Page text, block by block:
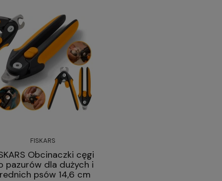
FISKARS
Obcinaczki cęgi
pazurów dla dużych i
psów 14,6 cm